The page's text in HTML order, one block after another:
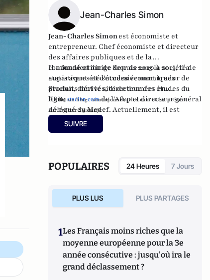
Jean-Charles Simon
Jean-Charles Simonest économiste et
entrepreneur. Chef économiste et directeur
des affaires publiques et de la
communication deScorde 2010 à 2013, il a
auparavent été successivement trader de
produits dérivés, directeur des études du
RPR, directeur de l'Afep et directeur général
délégué du Medef. Actuellement, il est
candidat à la présidence du Medef.
Il a fondé et dirige depuis 2013 la société de
statistiques et d'études économiques
Stacian, dont le site de données en
lignestacian.com.
Il tient un blog :simonjeancharles.comet est présent
surTwitter:@smnjc
SUIVRE
POPULAIRES 24 Heures 7 Jours
PLUS LUS PLUS PARTAGES
1Les Français moins riches que la
moyenne européenne pour la 3e
année consécutive : jusqu'où ira le
grand déclassement ?